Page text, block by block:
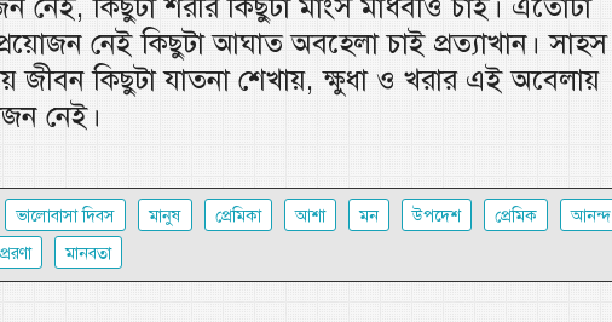
নেই, কিছুটা শরীর কিছুটা মাংস মাধবীও চাই। এতোটা
নেই কিছুটা আঘাত অবহেলা চাই প্রত্যাখান। সাহস
জীবন কিছুটা যাতনা শেখায়, ক্ষুধা ও খরার এই অবেলায়
নেই।
ভালোবাসা দিবস মানুষ প্রেমিকা আশা মন উপদেশ প্রেমিক আনন্দ
মানবতা